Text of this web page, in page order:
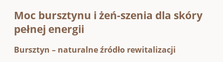
Moc bursztynu i żeń-szenia dla skóry
pełnej energii
Bursztyn – naturalne źródło rewitalizacji